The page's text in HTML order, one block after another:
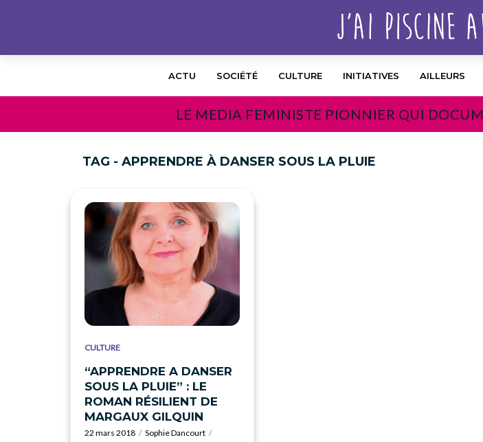
ACTU SOCIÉTÉ CULTURE INITIATIVES AILLEURS
LE MEDIA FEMINISTE PIONNIER QUI
TAG - APPRENDRE À DANSER SOUS LA PLUIE
CULTURE
“APPRENDRE A DANSER
SOUS LA PLUIE” : LE
ROMAN RÉSILIENT DE
MARGAUX GILQUIN
22 mars 2018
Sophie Dancourt